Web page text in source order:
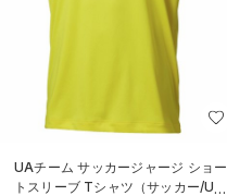
UAチーム サッカージャージ ショー
トスリーブ Tシャツ（サッカー/UNI